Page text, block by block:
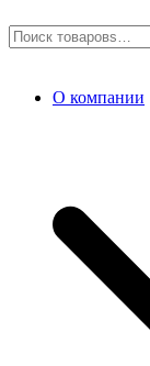
О компании